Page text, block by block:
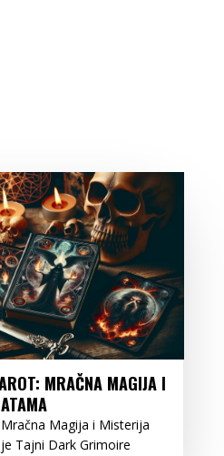
MRAČNA MAGIJA I
Magija i Misterija
Tajni Dark Grimoire